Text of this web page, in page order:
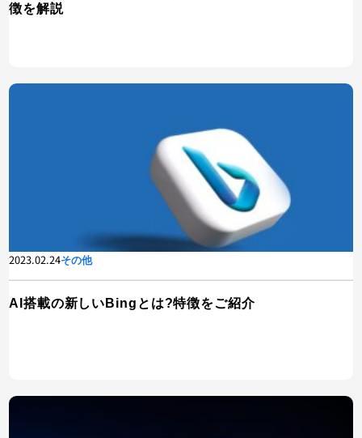
徴を解説
2023.02.24その他
AI搭載の新しいBingとは?特徴をご紹介